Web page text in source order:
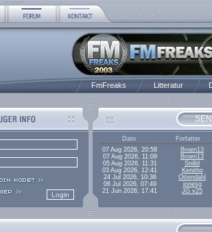
FmFreaks Litteratur
Dato
Forfatter
07 Aug 2026, 20:58
Broen13
07 Aug 2026, 11:09
Broen13
05 Aug 2026, 11:31
Snilld
03 Aug 2026, 12:41
Kenitho
24 Jul 2026, 10:36
Ottendahl
06 Jul 2026, 07:49
jonesg
21 Jun 2026, 17:41
JG v25